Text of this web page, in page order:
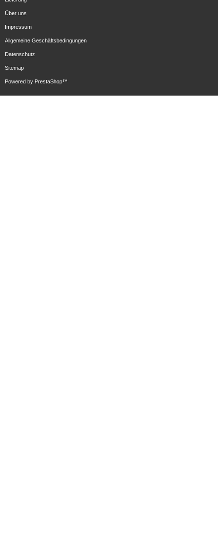
Über uns
Impressum
Allgemeine Geschäftsbedingungen
Datenschutz
Sitemap
Powered by PrestaShop™